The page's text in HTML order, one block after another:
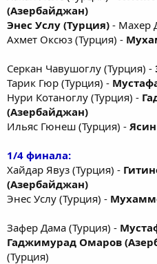
(Азербайджан)
Энес Услу (Турция) - Махер
Ахмет Оксюз (Турция) -
Серкан Чавушоглу (Турция) -
Тарик Гюр (Турция) -
Нури Котаноглу (Турция) -
(Азербайджан)
Ильяс Гюнеш (Турция) -
1/4 финала:
Хайдар Явуз (Турция) -
(Азербайджан)
Энес Услу (Турция) -
Зафер Дама (Турция) -
Гаджимурад Омаров
(Турция)